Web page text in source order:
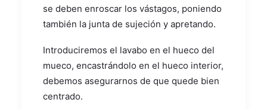
se deben enroscar los vástagos, poniendo
también la junta de sujeción y apretando.
Introduciremos el lavabo en el hueco del
mueco, encastrándolo en el hueco interior,
debemos asegurarnos de que quede bien
centrado.